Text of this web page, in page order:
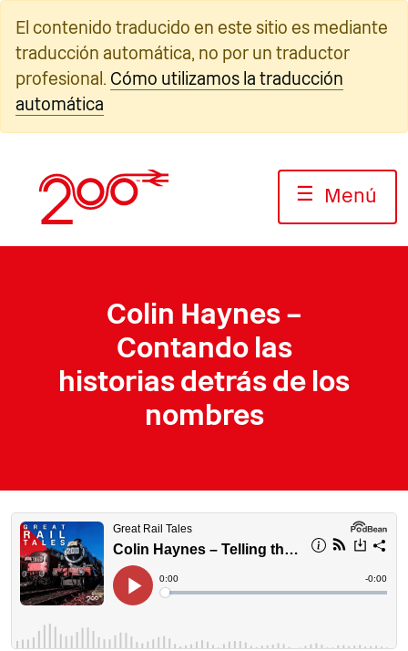
contenido
El contenido traducido en este sitio es mediante
traducción automática, no por un traductor
profesional. Cómo utilizamos la traducción
automática
☰ Menú
Colin Haynes –
Contando las
historias detrás de los
nombres